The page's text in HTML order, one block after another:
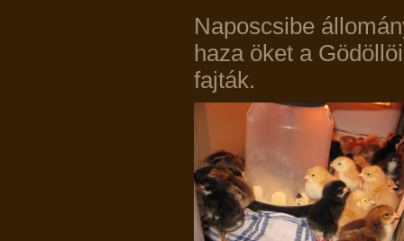
Naposcsibe
haza öket a
fajták.